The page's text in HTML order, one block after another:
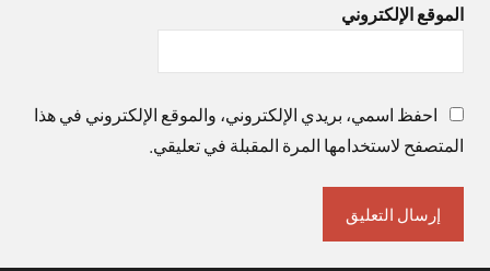
الموقع الإلكتروني
احفظ اسمي، بريدي الإلكتروني، والموقع الإلكتروني في هذا
المتصفح لاستخدامها المرة المقبلة في تعليقي.